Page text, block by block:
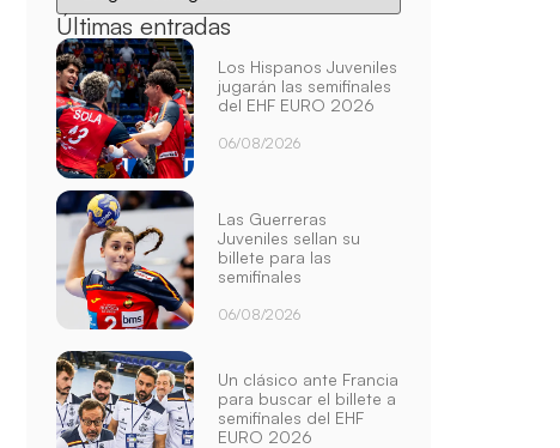
Últimas entradas
Los Hispanos Juveniles
jugarán las semifinales
del EHF EURO 2026
06/08/2026
Las Guerreras
Juveniles sellan su
billete para las
semifinales
06/08/2026
Un clásico ante Francia
para buscar el billete a
semifinales del EHF
EURO 2026